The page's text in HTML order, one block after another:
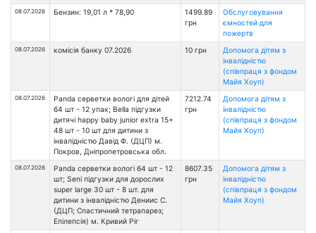
08.07.2026 Бензин: 19,01 л * 78,90
1499.89
грн
Обслуговування
ємностей для
пожертв
08.07.2026 комісія банку 07.2026 10 грн
Допомога дітям з
інвалідністю
(співпраця з фондом
Майя Хоуп)
08.07.2026
Panda серветки вологі для дітей
64 шт - 12 упак; Bella підгузки
дитячі happy baby junior extra 15+
48 шт - 10 шт для дитини з
інвалідністю Давід Ф. (ДЦП) м.
Покров, Дніпропетровська обл.
7212.74
грн
Допомога дітям з
інвалідністю
(співпраця з фондом
Майя Хоуп)
08.07.2026
Panda серветки вологі 64 шт - 12
шт; Seni підгузки для дорослих
super large 30 шт - 8 шт. для
дитини з інвалідністю Дениис С.
(ДЦП; Спастичний тетрапарез;
Епілепсія) м. Кривий Ріг
8607.35
грн
Допомога дітям з
інвалідністю
(співпраця з фондом
Майя Хоуп)